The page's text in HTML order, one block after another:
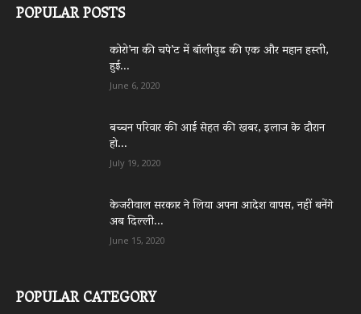
POPULAR POSTS
कोरो’ना की चपे’ट में बॉलीवुड की एक और महान हस्ती,
हुई...
June 6, 2020
बच्चन परिवार की आई सेहत की खबर, इलाज के दौरान
हो...
July 19, 2020
केजरीवाल सरकार ने लिया अपना आदेश वापस, नहीं बनेंगे
अब दिल्ली...
June 15, 2020
POPULAR CATEGORY